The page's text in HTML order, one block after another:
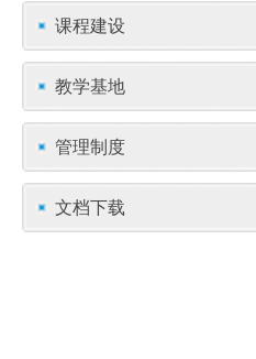
课程建设
教学基地
管理制度
文档下载